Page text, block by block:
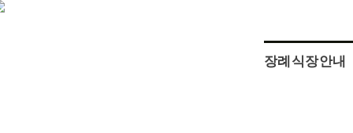
장례식장안내